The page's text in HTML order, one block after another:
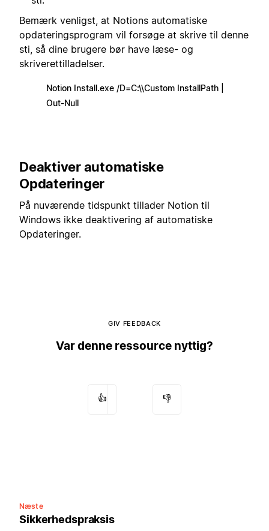
Bemærk venligst, at Notions automatiske
opdateringsprogram vil forsøge at skrive til denne
sti, så dine brugere bør have læse- og
skriverettilladelser.
Notion Install.exe /D=C:\\Custom InstallPath |
Out-Null
Deaktiver automatiske
Opdateringer
På nuværende tidspunkt tillader Notion til
Windows ikke deaktivering af automatiske
Opdateringer.
GIV FEEDBACK
Var denne ressource nyttig?
👍 👎
Næste
Sikkerhedspraksis